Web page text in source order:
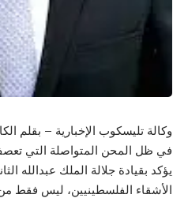
وكالة تليسكوب الإخبارية – بقلم
في ظل المحن المتواصلة التي
يؤكد بقيادة جلالة الملك عبدالله
الأشقاء الفلسطينيين، ليس فقط